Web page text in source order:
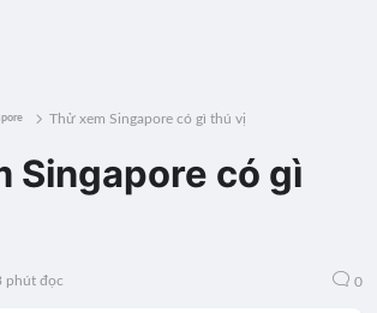
Thử xem Singapore có gì thú vị
Singapore có gì
phút đọc 0